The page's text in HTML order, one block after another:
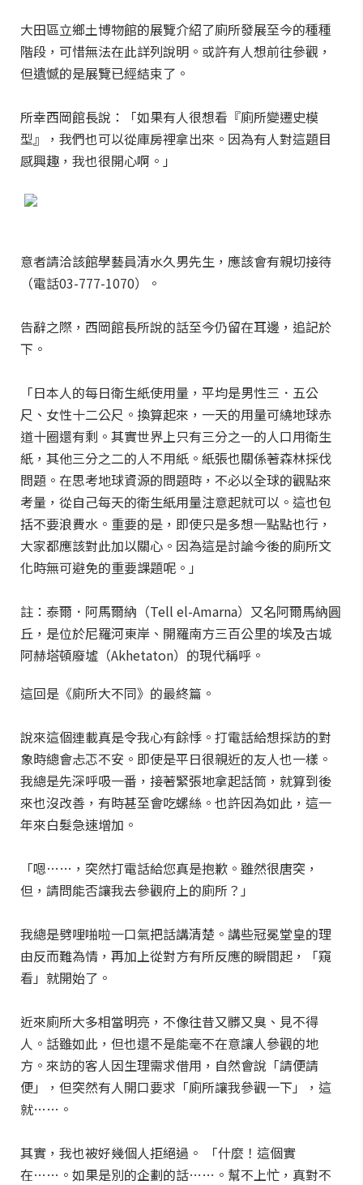
大田區立鄉土博物館的展覽介紹了廁所發展至今的種種
階段，可惜無法在此詳列說明。或許有人想前往參觀，
但遺憾的是展覽已經結束了。
所幸西岡館長說：「如果有人很想看『廁所變遷史模
型』，我們也可以從庫房裡拿出來。因為有人對這題目
感興趣，我也很開心啊。」
意者請洽該館學藝員清水久男先生，應該會有親切接待
（電話03-777-1070）。
告辭之際，西岡館長所說的話至今仍留在耳邊，追記於
下。
「日本人的每日衛生紙使用量，平均是男性三．五公
尺、女性十二公尺。換算起來，一天的用量可繞地球赤
道十圈還有剩。其實世界上只有三分之一的人口用衛生
紙，其他三分之二的人不用紙。紙張也關係著森林採伐
問題。在思考地球資源的問題時，不必以全球的觀點來
考量，從自己每天的衛生紙用量注意起就可以。這也包
括不要浪費水。重要的是，即使只是多想一點點也行，
大家都應該對此加以關心。因為這是討論今後的廁所文
化時無可避免的重要課題呢。」
註：泰爾．阿馬爾納（Tell el-Amarna）又名阿爾馬納圓
丘，是位於尼羅河東岸、開羅南方三百公里的埃及古城
阿赫塔頓廢墟（Akhetaton）的現代稱呼。
這回是《廁所大不同》的最終篇。
說來這個連載真是令我心有餘悸。打電話給想採訪的對
象時總會忐忑不安。即使是平日很親近的友人也一樣。
我總是先深呼吸一番，接著緊張地拿起話筒，就算到後
來也沒改善，有時甚至會吃螺絲。也許因為如此，這一
年來白髮急速增加。
「嗯……，突然打電話給您真是抱歉。雖然很唐突，
但，請問能否讓我去參觀府上的廁所？」
我總是劈哩啪啦一口氣把話講清楚。講些冠冕堂皇的理
由反而難為情，再加上從對方有所反應的瞬間起，「窺
看」就開始了。
近來廁所大多相當明亮，不像往昔又髒又臭、見不得
人。話雖如此，但也還不是能毫不在意讓人參觀的地
方。來訪的客人因生理需求借用，自然會說「請便請
便」，但突然有人開口要求「廁所讓我參觀一下」，這
就……。
其實，我也被好幾個人拒絕過。 「什麼！這個實
在……。如果是別的企劃的話……。幫不上忙，真對不